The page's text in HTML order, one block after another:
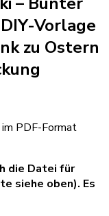
DIY-Vorlage
zu Ostern
PDF-Format
die Datei für
siehe oben). Es